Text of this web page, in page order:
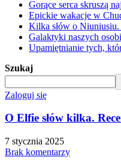
Gorące serca skruszą
Epickie wakacje w
Kilka słów o
Galaktyki naszych
Upamiętnianie tych,
Szukaj
Zaloguj się
O Elfie słów kilka.
7 stycznia 2025
Brak komentarzy